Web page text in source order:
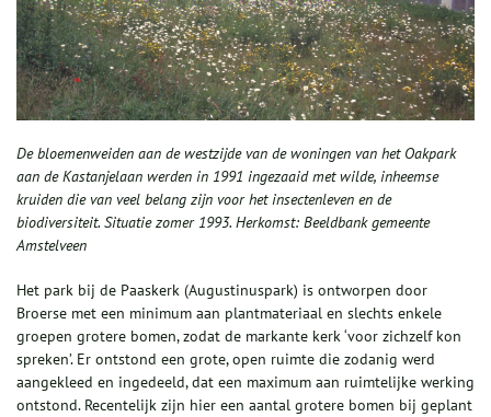
De bloemenweiden aan de westzijde van de woningen van het Oakpark
aan de Kastanjelaan werden in 1991 ingezaaid met wilde, inheemse
kruiden die van veel belang zijn voor het insectenleven en de
biodiversiteit. Situatie zomer 1993. Herkomst: Beeldbank gemeente
Amstelveen
Het park bij de Paaskerk (Augustinuspark) is ontworpen door
Broerse met een minimum aan plantmateriaal en slechts enkele
groepen grotere bomen, zodat de markante kerk ‘voor zichzelf kon
spreken’. Er ontstond een grote, open ruimte die zodanig werd
aangekleed en ingedeeld, dat een maximum aan ruimtelijke werking
ontstond. Recentelijk zijn hier een aantal grotere bomen bij geplant